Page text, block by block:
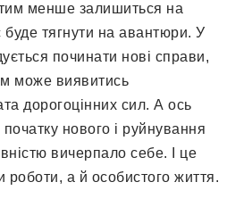
менше залишиться на
буде тягнути на авантюри. У
починати нові справи,
може виявитись
дорогоцінних сил. А ось
нового і руйнування
вичерпало себе. І це
роботи, а й особистого життя.